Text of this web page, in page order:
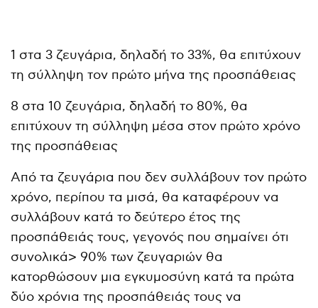
1 στα 3 ζευγάρια, δηλαδή το 33%, θα επιτύχουν
τη σύλληψη τον πρώτο μήνα της προσπάθειας
8 στα 10 ζευγάρια, δηλαδή το 80%, θα
επιτύχουν τη σύλληψη μέσα στον πρώτο χρόνο
της προσπάθειας
Από τα ζευγάρια που δεν συλλάβουν τον πρώτο
χρόνο, περίπου τα μισά, θα καταφέρουν να
συλλάβουν κατά το δεύτερο έτος της
προσπάθειάς τους, γεγονός που σημαίνει ότι
συνολικά> 90% των ζευγαριών θα
κατορθώσουν μια εγκυμοσύνη κατά τα πρώτα
δύο χρόνια της προσπάθειάς τους να